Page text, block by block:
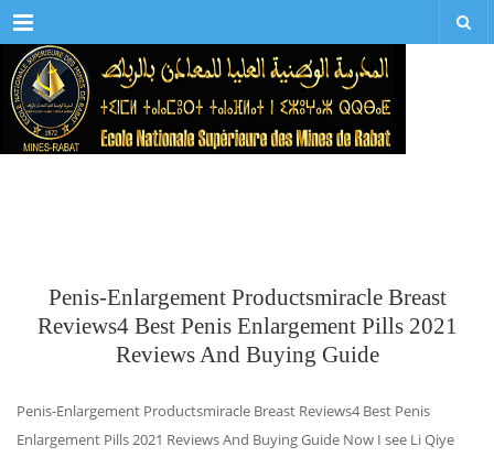
Menu
Penis-Enlargement Productsmiracle Breast
Reviews4 Best Penis Enlargement Pills 2021
Reviews And Buying Guide
Penis-Enlargement Productsmiracle Breast Reviews4 Best Penis
Enlargement Pills 2021 Reviews And Buying Guide Now I see Li Qiye